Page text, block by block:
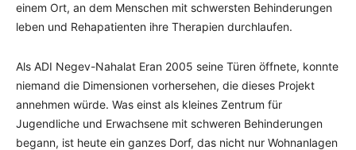
einem Ort, an dem Menschen mit schwersten Behinderungen
leben und Rehapatienten ihre Therapien durchlaufen.
Als ADI Negev-Nahalat Eran 2005 seine Türen öffnete, konnte
niemand die Dimensionen vorhersehen, die dieses Projekt
annehmen würde. Was einst als kleines Zentrum für
Jugendliche und Erwachsene mit schweren Behinderungen
begann, ist heute ein ganzes Dorf, das nicht nur Wohnanlagen